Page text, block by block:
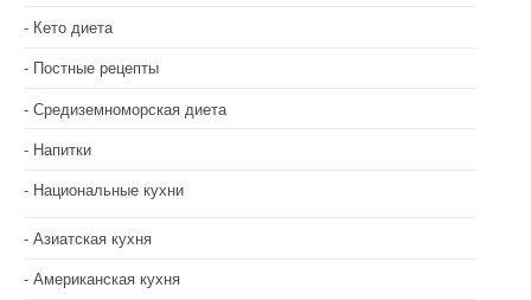
Кето диета
Постные рецепты
Средиземноморская диета
Напитки
Национальные кухни
Азиатская кухня
Американская кухня